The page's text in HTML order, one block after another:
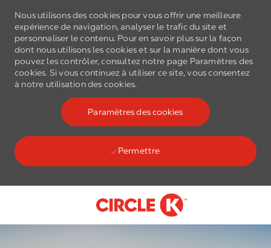
Nous utilisons des cookies pour vous offrir une meilleure
expérience de navigation, analyser le trafic du site et
personnaliser le contenu. Pour en savoir plus sur la façon
dont nous utilisons les cookies et sur la manière dont vous
pouvez les contrôler, consultez notre page Paramètres des
cookies. Si vous continuez à utiliser ce site, vous consentez
à notre utilisation des cookies.
Paramètres des cookies
Permettre